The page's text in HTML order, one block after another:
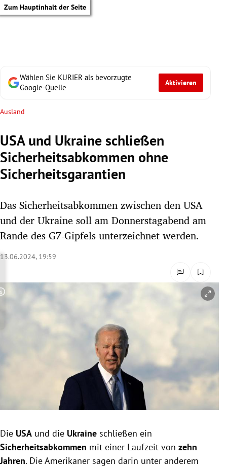
Zum Hauptinhalt der Seite
Untermenü
Untermenü
Untermenü
Untermenü
Untermenü
Wählen Sie KURIER als bevorzugte
Google-Quelle
Aktivieren
Ausland
USA und Ukraine schließen
Sicherheitsabkommen ohne
Sicherheitsgarantien
Das Sicherheitsabkommen zwischen den USA
und der Ukraine soll am Donnerstagabend am
Rande des G7-Gipfels unterzeichnet werden.
13.06.2024, 19:59
Copyright-Hinweis öffnen/schließen
Die USA und die Ukraine schließen ein
Sicherheitsabkommen mit einer Laufzeit von zehn
Jahren. Die Amerikaner sagen darin unter anderem